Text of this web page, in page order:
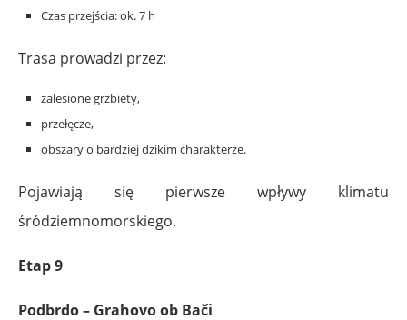
Czas przejścia: ok. 7 h
Trasa prowadzi przez:
zalesione grzbiety,
przełęcze,
obszary o bardziej dzikim charakterze.
Pojawiają się pierwsze wpływy klimatu
śródziemnomorskiego.
Etap 9
Podbrdo – Grahovo ob Bači